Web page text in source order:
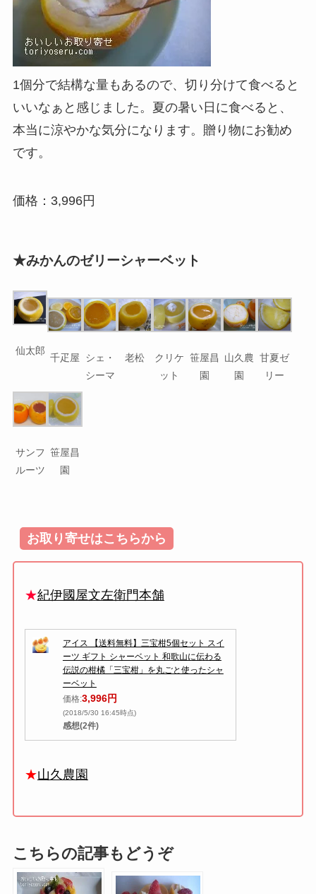
1個分で結構な量もあるので、切り分けて食べると
いいなぁと感じました。夏の暑い日に食べると、
本当に涼やかな気分になります。贈り物にお勧め
です。
価格：3,996円
★みかんのゼリーシャーベット
仙太郎
千疋屋
シェ・
シーマ
老松
クリケ
ット
笹屋昌
園
山久農
園
甘夏ゼ
リー
サンフ
ルーツ
笹屋昌
園
お取り寄せはこちらから
★紀伊國屋文左衛門本舗
アイス 【送料無料】三宝柑5個セット スイ
ーツ ギフト シャーベット 和歌山に伝わる
伝説の柑橘「三宝柑」を丸ごと使ったシャ
ーベット
価格:3,996円
(2018/5/30 16:45時点)
感想(2件)
★山久農園
こちらの記事もどうぞ